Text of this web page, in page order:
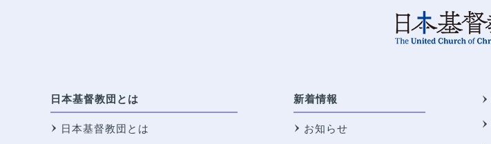
日本基督教団とは
日本基督教団とは
新着情報
お知らせ